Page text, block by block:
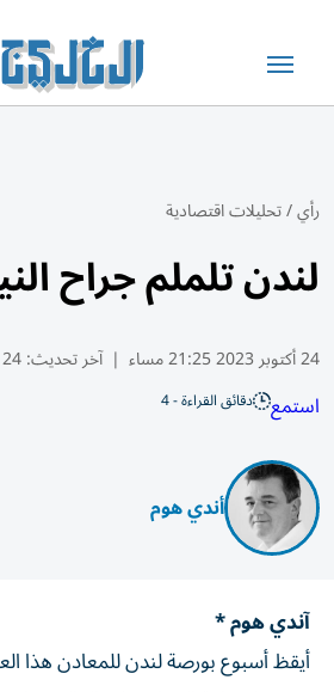
رأي/تحليلات اقتصادية
لندن تلملم جراح
24 أكتوبر 2023 21:25 مساء | آخر تحديث:24 أكتوبر 21:26 2023
استمع دقائق القراءة - 4
أندي هوم
آندي هوم *
أيقظ أسبوع بورصة لندن للمعادن هذا